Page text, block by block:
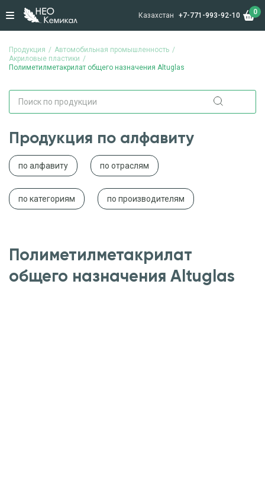
Казахстан +7-771-993-92-10 0
Продукция
Автомобильная промышленность
Акриловые пластики
Полиметилметакрилат общего назначения Altuglas
Продукция по алфавиту
по алфавиту по отраслям
по категориям по производителям
Полиметилметакрилат
общего назначения Altuglas